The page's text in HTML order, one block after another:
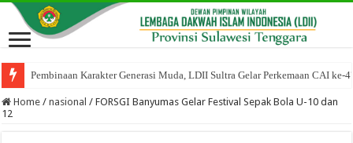
Pembinaan Karakter Generasi Muda, LDII Sultra Gelar Perkemaan CAI ke-
DPP LDII Apresiasi Rapimnas Senkom Mitra Polri, Lanjutkan Kolaborasi
Home / nasional / FORSGI Banyumas Gelar Festival Sepak Bola U-10 dan
12